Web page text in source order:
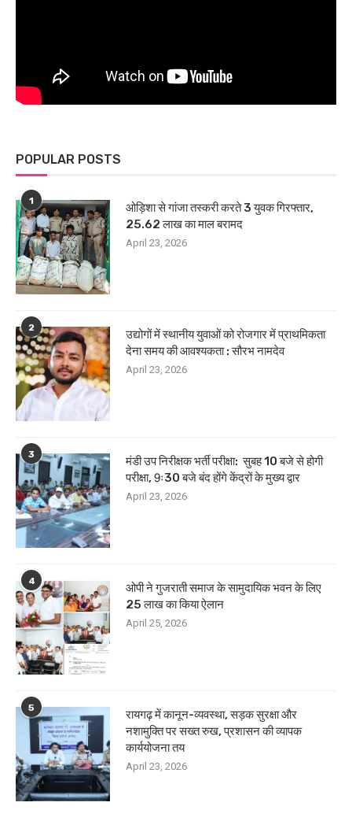
POPULAR POSTS
1
ओड़िशा से गांजा तस्करी करते 3 युवक गिरफ्तार,
25.62 लाख का माल बरामद
April 23, 2026
2
उद्योगों में स्थानीय युवाओं को रोजगार में प्राथमिकता
देना समय की आवश्यकता : सौरभ नामदेव
April 23, 2026
3
मंडी उप निरीक्षक भर्ती परीक्षा: सुबह 10 बजे से होगी
परीक्षा, 9ः30 बजे बंद होंगे केंद्रों के मुख्य द्वार
April 23, 2026
4
ओपी ने गुजराती समाज के सामुदायिक भवन के लिए
25 लाख का किया ऐलान
April 25, 2026
5
रायगढ़ में कानून-व्यवस्था, सड़क सुरक्षा और
नशामुक्ति पर सख्त रुख, प्रशासन की व्यापक
कार्ययोजना तय
April 23, 2026